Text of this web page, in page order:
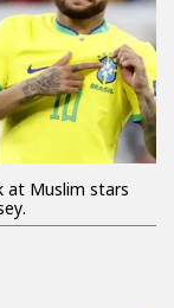
at Muslim stars